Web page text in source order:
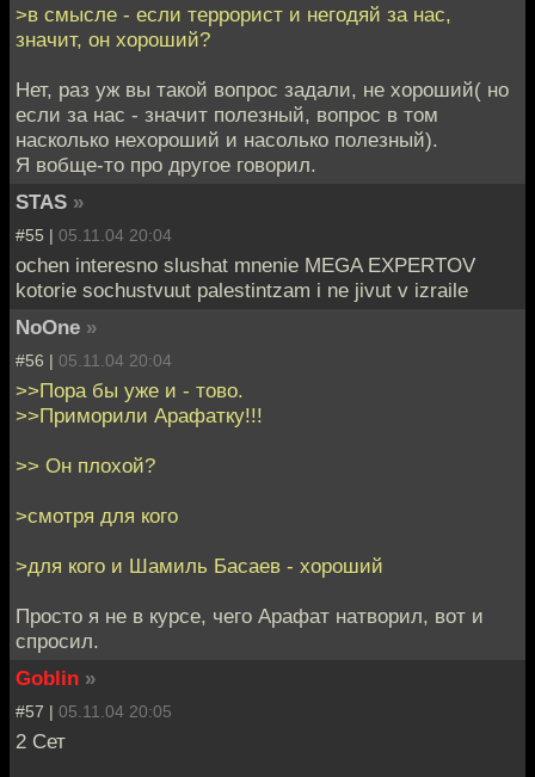
>в смысле - если террорист и негодяй за нас,
значит, он хороший?
Нет, раз уж вы такой вопрос задали, не хороший( но
если за нас - значит полезный, вопрос в том
насколько нехороший и насолько полезный).
Я вобще-то про другое говорил.
STAS »
#55 | 05.11.04 20:04
ochen interesno slushat mnenie MEGA EXPERTOV
kotorie sochustvuut palestintzam i ne jivut v izraile
NoOne »
#56 | 05.11.04 20:04
>>Пора бы уже и - тово.
>>Приморили Арафатку!!!
>> Он плохой?
>смотря для кого
>для кого и Шамиль Басаев - хороший
Просто я не в курсе, чего Арафат натворил, вот и
спросил.
Goblin »
#57 | 05.11.04 20:05
2 Сет